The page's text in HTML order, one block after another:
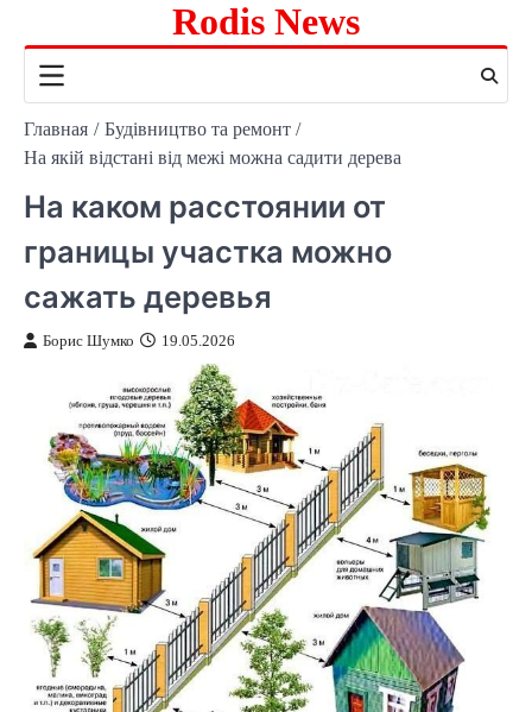
содержимому
Rodis News
Главная
Будівництво та ремонт
На якій відстані від межі можна садити дерева
На каком расстоянии от
границы участка можно
сажать деревья
Борис Шумко 19.05.2026